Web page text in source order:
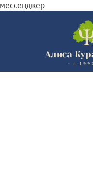
мессенджер